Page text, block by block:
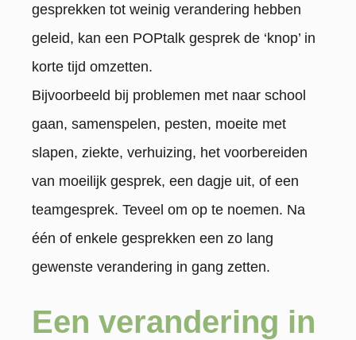
gesprekken tot weinig verandering hebben
geleid, kan een POPtalk gesprek de ‘knop’ in
korte tijd omzetten.
Bijvoorbeeld bij problemen met naar school
gaan, samenspelen, pesten, moeite met
slapen, ziekte, verhuizing, het voorbereiden
van moeilijk gesprek, een dagje uit, of een
teamgesprek. Teveel om op te noemen. Na
één of enkele gesprekken een zo lang
gewenste verandering in gang zetten.
Een verandering in